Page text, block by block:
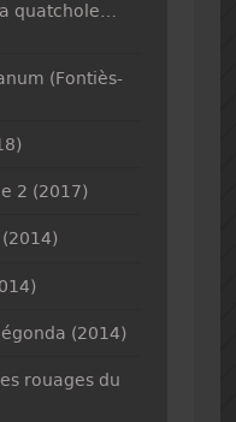
quatchole…
(Fontiès-
2 (2017)
(2014)
rouages du